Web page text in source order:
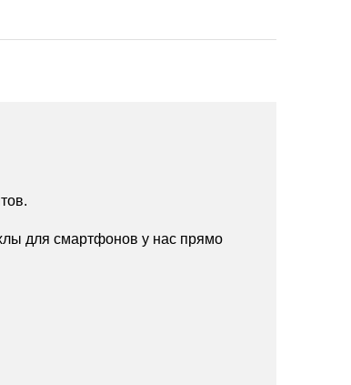
для смартфонов у нас прямо